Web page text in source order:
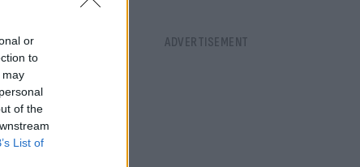
or
to
may
of the
List of